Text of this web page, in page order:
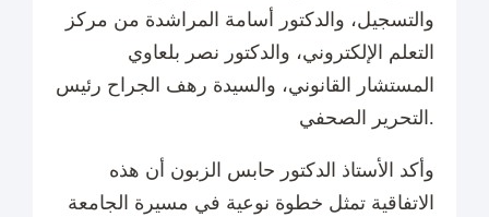
والتسجيل، والدكتور أسامة المراشدة من مركز
التعلم الإلكتروني، والدكتور نصر بلعاوي
المستشار القانوني، والسيدة رهف الجراح رئيس
التحرير الصحفي.
وأكد الأستاذ الدكتور حابس الزبون أن هذه
الاتفاقية تمثل خطوة نوعية في مسيرة الجامعة